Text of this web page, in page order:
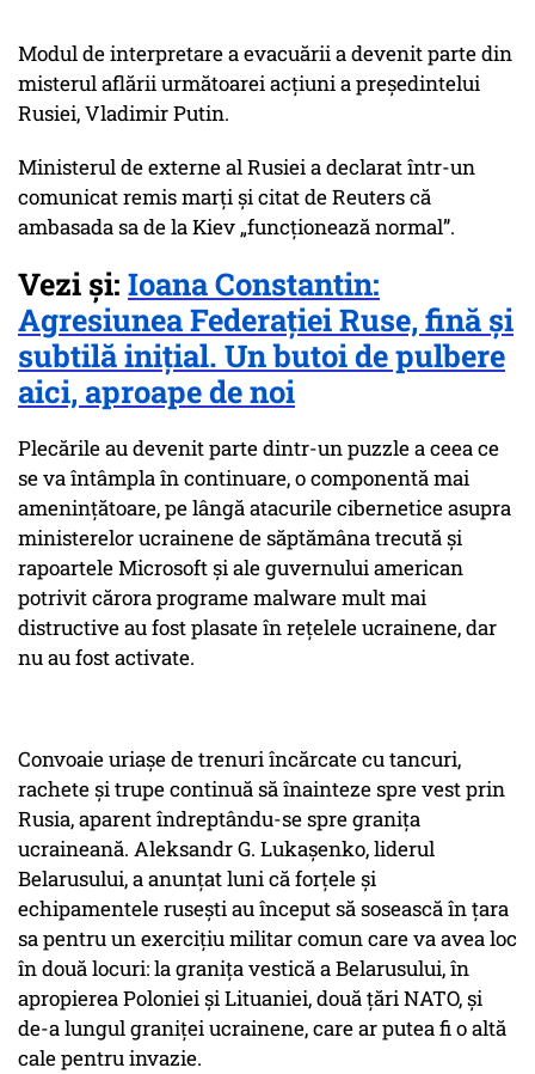
Modul de interpretare a evacuării a devenit parte din
misterul aflării următoarei acțiuni a președintelui
Rusiei, Vladimir Putin.
Ministerul de externe al Rusiei a declarat într-un
comunicat remis marți și citat de Reuters că
ambasada sa de la Kiev „funcționează normal”.
Vezi și: Ioana Constantin:
Agresiunea Federaţiei Ruse, fină şi
subtilă iniţial. Un butoi de pulbere
aici, aproape de noi
Plecările au devenit parte dintr-un puzzle a ceea ce
se va întâmpla în continuare, o componentă mai
amenințătoare, pe lângă atacurile cibernetice asupra
ministerelor ucrainene de săptămâna trecută și
rapoartele Microsoft și ale guvernului american
potrivit cărora programe malware mult mai
distructive au fost plasate în rețelele ucrainene, dar
nu au fost activate.
Convoaie uriașe de trenuri încărcate cu tancuri,
rachete și trupe continuă să înainteze spre vest prin
Rusia, aparent îndreptându-se spre granița
ucraineană. Aleksandr G. Lukașenko, liderul
Belarusului, a anunțat luni că forțele și
echipamentele rusești au început să sosească în țara
sa pentru un exercițiu militar comun care va avea loc
în două locuri: la granița vestică a Belarusului, în
apropierea Poloniei și Lituaniei, două țări NATO, și
de-a lungul graniței ucrainene, care ar putea fi o altă
cale pentru invazie.